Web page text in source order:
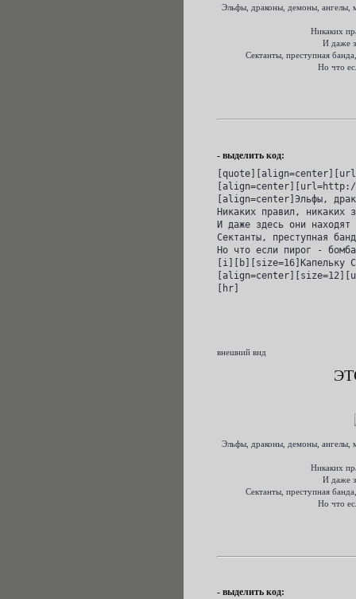
Эльфы, драконы, демоны, ангелы,
Никаких
И даже
Сектанты, преступная
Но что
- выделить код:
[align=center]Эльфы,
Никаких правил, никаких
И даже здесь они
Сектанты, преступная
Но что если пирог -
[hr]
внешний вид
Эльфы, драконы, демоны, ангелы,
Никаких
И даже
Сектанты, преступная
Но что
- выделить код: